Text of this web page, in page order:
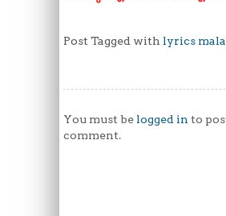
Post Tagged with lyrics
You must be logged in to
comment.